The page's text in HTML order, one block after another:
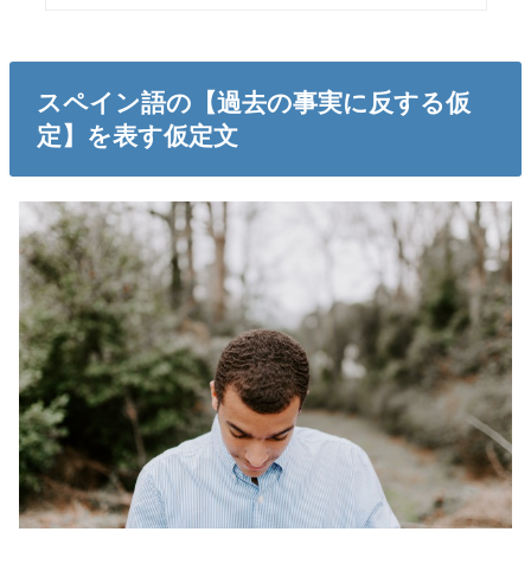
スペイン語の【過去の事実に反する仮
定】を表す仮定文